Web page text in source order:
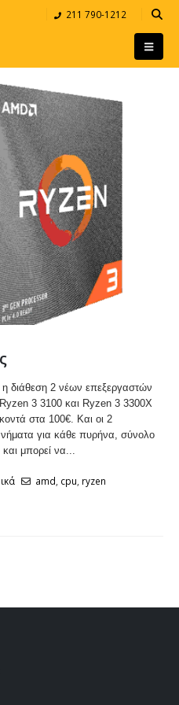
211 790-1212
διάθεση 2 νέων επεξεργαστών
3 3100 και Ryzen 3 3300X
στα 100€. Και οι 2
νήματα για κάθε πυρήνα, σύνολο
μπορεί να...
amd cpu ryzen